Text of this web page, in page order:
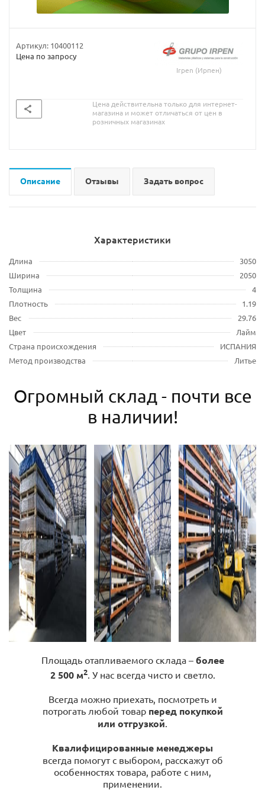
Артикул: 10400112
Цена по запросу
Irpen (Ирпен)
Цена действительна только для интернет-
магазина и может отличаться от цен в
розничных магазинах
Описание Отзывы Задать вопрос
Характеристики
Длина
3050
Ширина
2050
Толщина
4
Плотность
1.19
Вес
29.76
Цвет
Лайм
Страна происхождения
ИСПАНИЯ
Метод производства
Литье
Огромный склад - почти все
в наличии!
Площадь отапливаемого склада – более
2 500 м2. У нас всегда чисто и светло.
Всегда можно приехать, посмотреть и
потрогать любой товар перед покупкой
или отгрузкой.
Квалифицированные менеджеры
всегда помогут с выбором, расскажут об
особенностях товара, работе с ним,
применении.